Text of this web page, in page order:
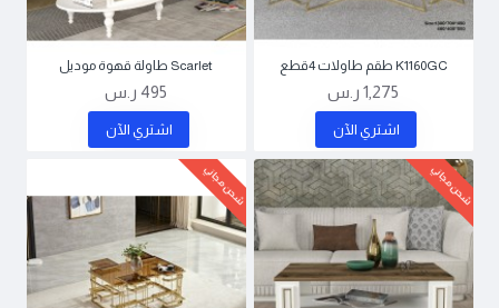
K1160GC طقم طاولات 4قطع
1,275 ر.س
اشتري اﻵن
Scarlet طاولة قهوة موديل
495 ر.س
اشتري اﻵن
شحن مجاني شحن مجاني